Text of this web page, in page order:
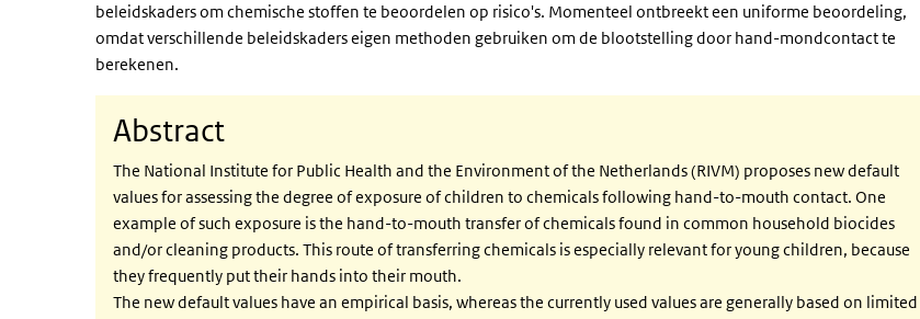
beleidskaders om chemische stoffen te beoordelen op risico's. Momenteel ontbreekt een uniforme beoordeling,
omdat verschillende beleidskaders eigen methoden gebruiken om de blootstelling door hand-mondcontact te
berekenen.
Abstract
The National Institute for Public Health and the Environment of the Netherlands (RIVM) proposes new default
values for assessing the degree of exposure of children to chemicals following hand-to-mouth contact. One
example of such exposure is the hand-to-mouth transfer of chemicals found in common household biocides
and/or cleaning products. This route of transferring chemicals is especially relevant for young children, because
they frequently put their hands into their mouth.
The new default values have an empirical basis, whereas the currently used values are generally based on limited